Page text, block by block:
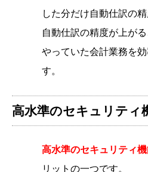
した分だけ自動仕訳の
自動仕訳の精度が上が
やっていた会計業務を
す。
高水準のセキュリティ
高水準のセキュリティ
リットの一つです。